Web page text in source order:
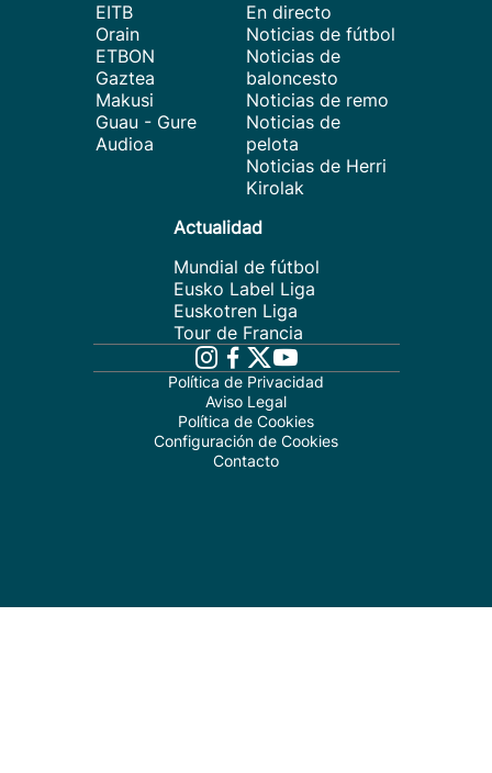
EITB
Orain
ETBON
Gaztea
Makusi
Guau - Gure
Audioa
En directo
Noticias de fútbol
Noticias de
baloncesto
Noticias de remo
Noticias de
pelota
Noticias de Herri
Kirolak
Actualidad
Mundial de fútbol
Eusko Label Liga
Euskotren Liga
Tour de Francia
Política de Privacidad
Aviso Legal
Política de Cookies
Configuración de Cookies
Contacto